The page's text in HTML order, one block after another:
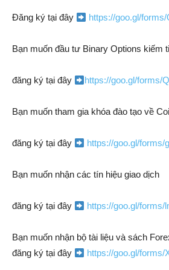
Đăng ký tại đây https://goo.gl/
Bạn muốn đầu tư Binary Options kiếm
đăng ký tại đây https://goo.gl/forms/
Bạn muốn tham gia khóa đào tạo về
đăng ký tại đây https://goo.gl/
Bạn muốn nhận các tín hiệu giao dịch
đăng ký tại đây https://goo.gl/forms/
Bạn muốn nhận bộ tài liệu và sách
đăng ký tại đây
https://goo.gl/